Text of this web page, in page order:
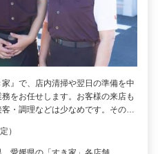
』で、店内清掃や翌日の準備を中
をお任せします。お客様の来店も
・調理などは少なめです。その…
）